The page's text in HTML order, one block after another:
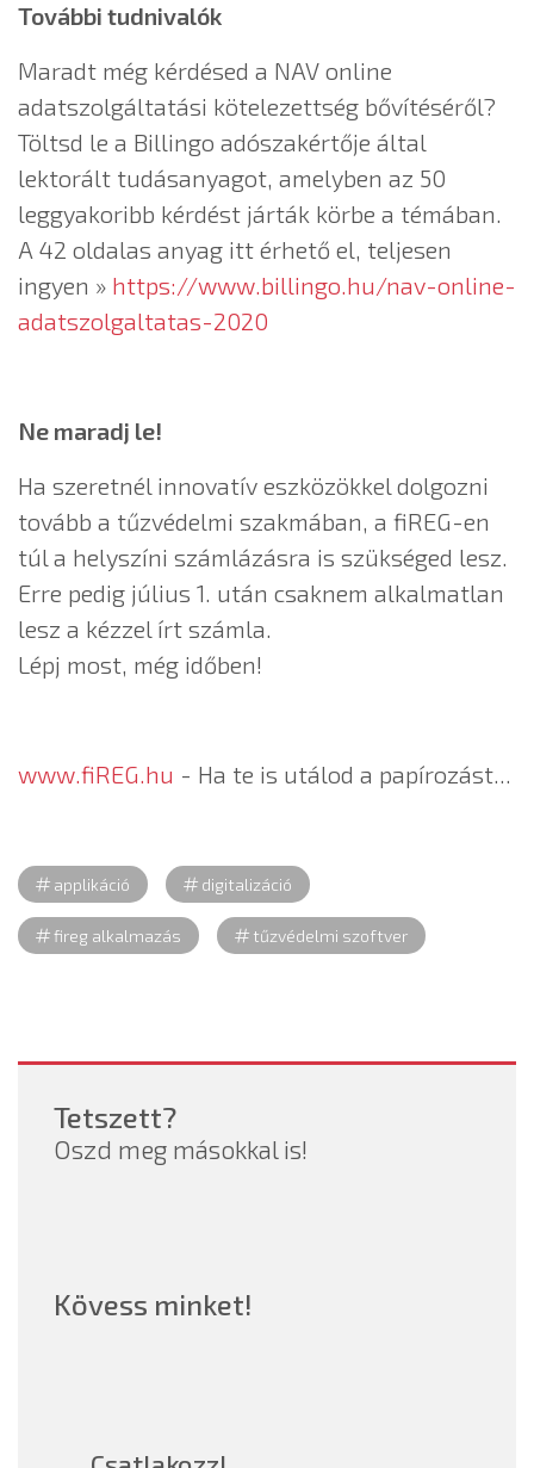
További tudnivalók
Maradt még kérdésed a NAV online
adatszolgáltatási kötelezettség bővítéséről?
Töltsd le a Billingo adószakértője által
lektorált tudásanyagot, amelyben az 50
leggyakoribb kérdést járták körbe a témában.
A 42 oldalas anyag itt érhető el, teljesen
ingyen » https://www.billingo.hu/nav-online-
adatszolgaltatas-2020
Ne maradj le!
Ha szeretnél innovatív eszközökkel dolgozni
tovább a tűzvédelmi szakmában, a fiREG-en
túl a helyszíni számlázásra is szükséged lesz.
Erre pedig július 1. után csaknem alkalmatlan
lesz a kézzel írt számla.
Lépj most, még időben!
www.fiREG.hu - Ha te is utálod a papírozást...
applikáció digitalizáció
fireg alkalmazás tűzvédelmi szoftver
Tetszett?
Oszd meg másokkal is!
Kövess minket!